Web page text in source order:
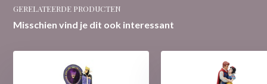
GERELATEERDE PRODUCTEN
Misschien vind je dit ook interessant